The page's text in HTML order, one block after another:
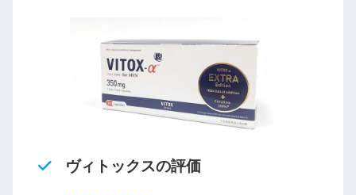
ヴィトックスの評価